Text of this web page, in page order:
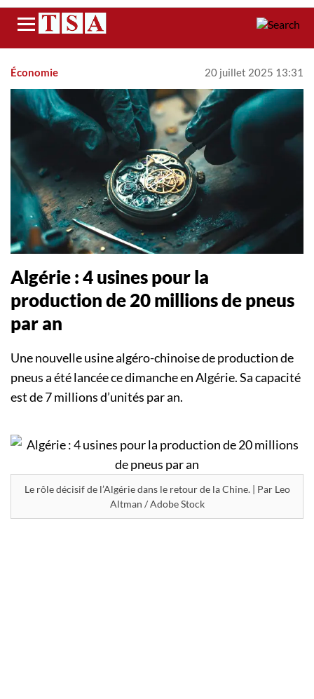
Menu
Économie 20 juillet 2025 13:31
Algérie : 4 usines pour la
production de 20 millions de pneus
par an
Une nouvelle usine algéro-chinoise de production de
pneus a été lancée ce dimanche en Algérie. Sa capacité
est de 7 millions d’unités par an.
Le rôle décisif de l’Algérie dans le retour de la Chine. | Par Leo
Altman / Adobe Stock